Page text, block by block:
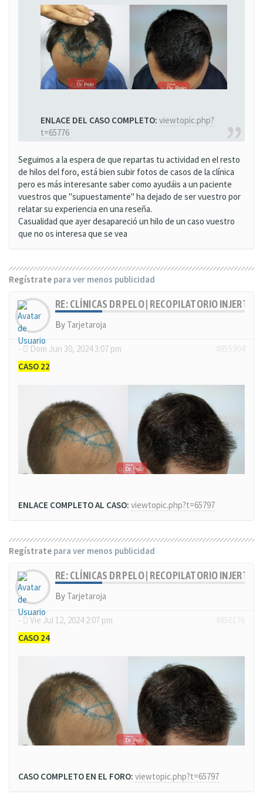
ENLACE DEL CASO COMPLETO: viewtopic.php?
t=65776
Seguimos a la espera de que repartas tu actividad en el resto
de hilos del foro, está bien subir fotos de casos de la clínica
pero es más interesante saber como ayudáis a un paciente
vuestros que "supuestamente" ha dejado de ser vuestro por
relatar su experiencia en una reseña.
Casualidad que ayer desapareció un hilo de un caso vuestro
que no os interesa que se vea
Regístrate para ver menos publicidad
RE: CLÍNICAS DR PELO | RECOPILATORIO
By Tarjetaroja
- Dom Jun 30, 2024 3:07 pm
CASO 22
ENLACE COMPLETO AL CASO: viewtopic.php?t=65797
Regístrate para ver menos publicidad
RE: CLÍNICAS DR PELO | RECOPILATORIO
By Tarjetaroja
- Vie Jul 12, 2024 2:07 pm
CASO 24
CASO COMPLETO EN EL FORO: viewtopic.php?t=65797